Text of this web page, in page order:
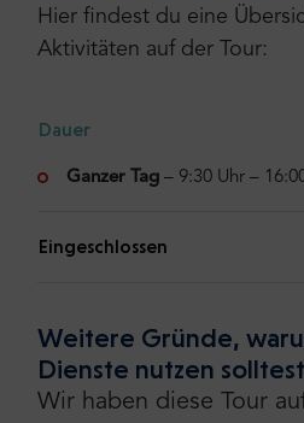
Hier findest du eine
Aktivitäten auf der Tour:
Dauer
Ganzer Tag – 9:30 Uhr –
Eingeschlossen
Weitere Gründe,
Dienste nutzen
Wir haben diese Tour